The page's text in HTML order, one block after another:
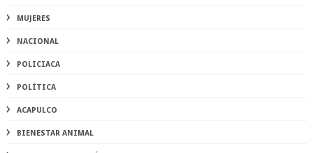
MUJERES
NACIONAL
POLICIACA
POLÍTICA
ACAPULCO
BIENESTAR ANIMAL